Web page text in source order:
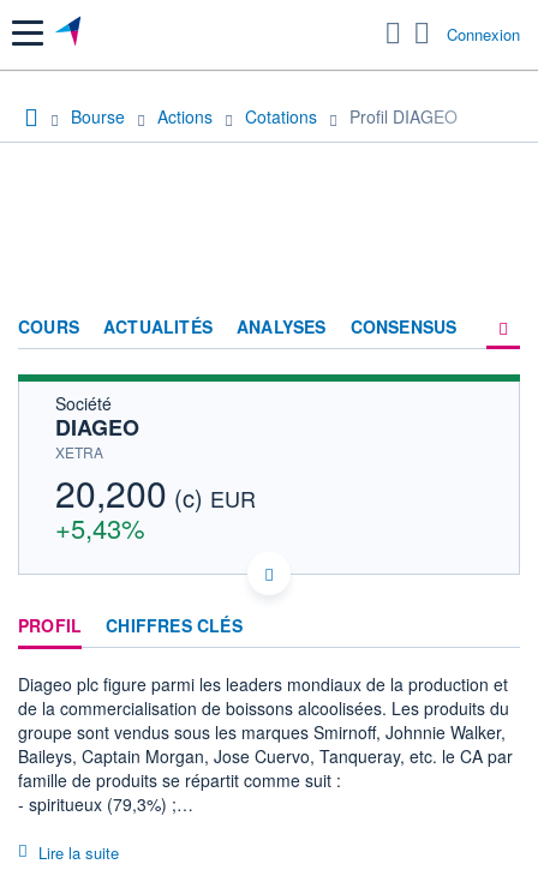
Menu Connexion
Bourse Actions Cotations Profil DIAGEO
COURS ACTUALITÉS ANALYSES CONSENSUS
Société
DIAGEO
XETRA
20,200 (c) EUR
+5,43%
GB0002374006 GUI
Politique d'exécution
Cotation sur les autres places
20
21
22
PROFIL CHIFFRES CLÉS
Diageo plc figure parmi les leaders mondiaux de la production et
de la commercialisation de boissons alcoolisées. Les produits du
groupe sont vendus sous les marques Smirnoff, Johnnie Walker,
Baileys, Captain Morgan, Jose Cuervo, Tanqueray, etc. le CA par
famille de produits se répartit comme suit :
- spiritueux (79,3%) ;
- boissons prêt-à-boire (3,5%) ;
Lire la suite